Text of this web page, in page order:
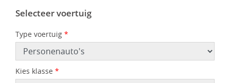
Selecteer voertuig
Type voertuig *
Kies klasse *